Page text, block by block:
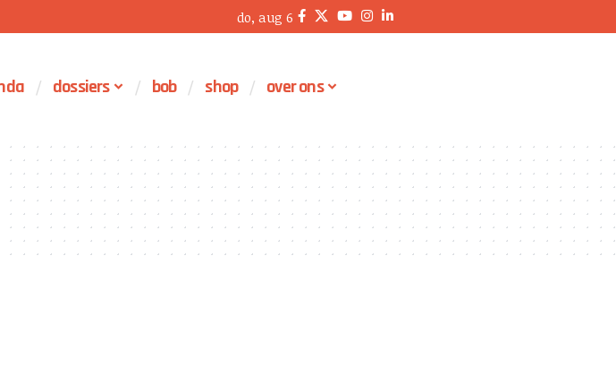
do, aug 6
dossiers bob shop over ons